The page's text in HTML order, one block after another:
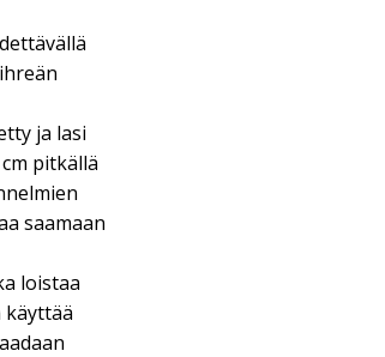
ja lasi
pitkällä
saamaan
loistaa
käyttää